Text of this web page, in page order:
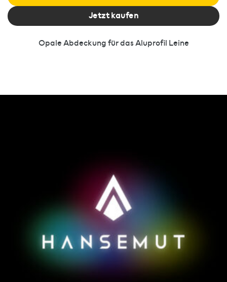
Jetzt kaufen
Opale Abdeckung für das Aluprofil Leine